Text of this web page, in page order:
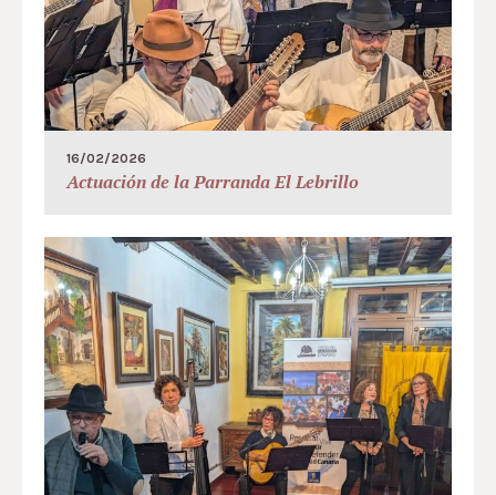
16/02/2026
Actuación de la Parranda El Lebrillo